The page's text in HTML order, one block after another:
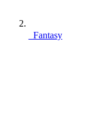
_Fantasy